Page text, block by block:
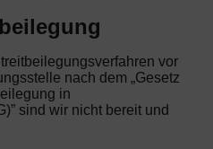
vor
nach dem „Gesetz
in
sind wir nicht bereit und